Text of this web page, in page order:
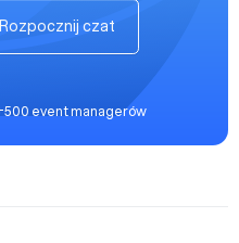
Rozpocznij czat
event managerów